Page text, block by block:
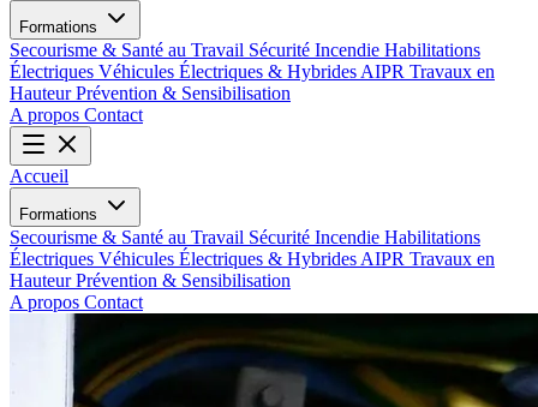
Formations
Secourisme & Santé au Travail Sécurité Incendie Habilitations
Électriques Véhicules Électriques & Hybrides AIPR Travaux en
HauteurPrévention & Sensibilisation
A propos Contact
Accueil
Formations
Secourisme & Santé au Travail Sécurité Incendie Habilitations
Électriques Véhicules Électriques & Hybrides AIPR Travaux en
HauteurPrévention & Sensibilisation
A propos Contact